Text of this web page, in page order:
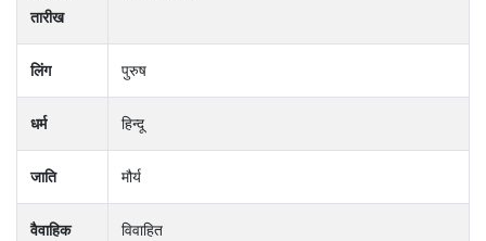
तारीख
लिंग पुरुष
धर्म हिन्दू
जाति मौर्य
वैवाहिक
विवाहित